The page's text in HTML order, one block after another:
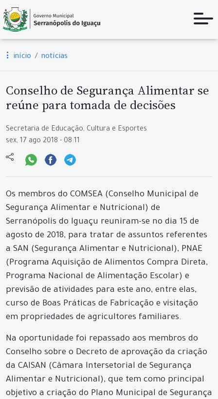
início notícias
Conselho de Segurança Alimentar se
reúne para tomada de decisões
Secretaria de Educação, Cultura e Esportes
sex, 17 ago 2018 - 08:11
Os membros do COMSEA (Conselho Municipal de
Segurança Alimentar e Nutricional) de
Serranópolis do Iguaçu reuniram-se no dia 15 de
agosto de 2018, para tratar de assuntos referentes
a SAN (Segurança Alimentar e Nutricional), PNAE
(Programa Aquisição de Alimentos Compra Direta,
Programa Nacional de Alimentação Escolar) e
previsão de atividades para este ano, entre elas,
curso de Boas Práticas de Fabricação e visitação
em propriedades de agricultores familiares.
Na oportunidade foi repassado aos membros do
Conselho sobre o Decreto de aprovação da criação
da CAISAN (Câmara Intersetorial de Segurança
Alimentar e Nutricional), que tem como principal
objetivo a criação do Plano Municipal de Segurança